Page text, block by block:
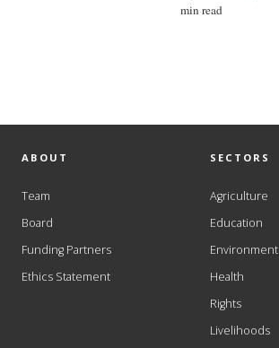
min read
ABOUT
Team
Board
Funding Partners
Ethics Statement
SECTORS
Agriculture
Education
Environment
Health
Rights
Livelihoods